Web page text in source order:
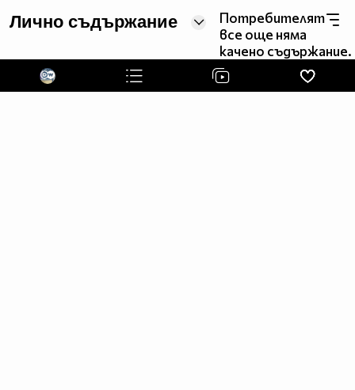
Лично съдържание
Потребителят
все още няма
качено съдържание.